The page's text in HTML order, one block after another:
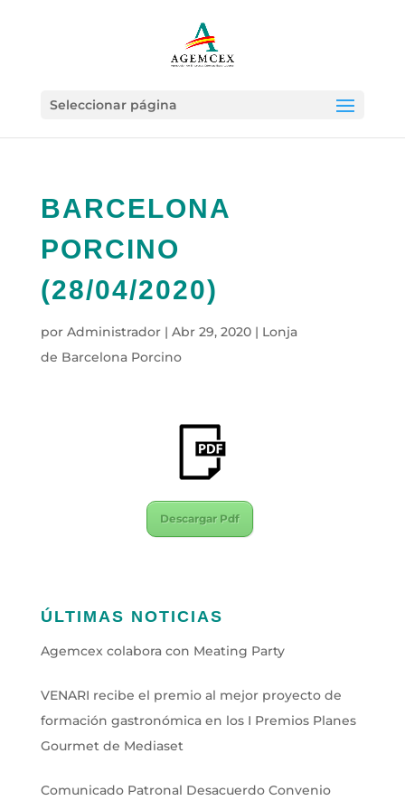
Seleccionar página
BARCELONA
PORCINO
(28/04/2020)
por Administrador| Abr 29, 2020| Lonja
de Barcelona Porcino
Descargar Pdf
ÚLTIMAS NOTICIAS
Agemcex colabora con Meating Party
VENARI recibe el premio al mejor proyecto de
formación gastronómica en los I Premios Planes
Gourmet de Mediaset
Comunicado Patronal Desacuerdo Convenio